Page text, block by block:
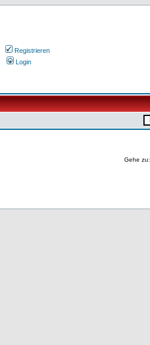
Registrieren
Login
Gehe zu: